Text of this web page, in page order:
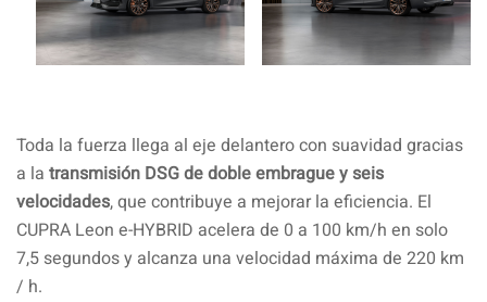
Toda la fuerza llega al eje delantero con suavidad gracias
a la transmisión DSG de doble embrague y seis
velocidades, que contribuye a mejorar la eficiencia. El
CUPRA Leon e-HYBRID acelera de 0 a 100 km/h en solo
7,5 segundos y alcanza una velocidad máxima de 220 km
/ h.